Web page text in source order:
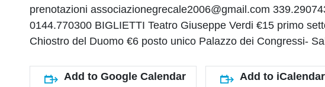
prenotazioni associazionegrecale2006@gmail.com
0144.770300 BIGLIETTI Teatro Giuseppe Verdi €15 primo
Chiostro del Duomo €6 posto unico Palazzo dei Congressi-
Add to Google Calendar Add to iCalendar